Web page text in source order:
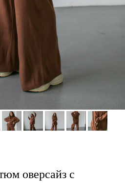
оверсайз с